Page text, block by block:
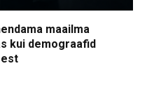
maailma
kui demograafid